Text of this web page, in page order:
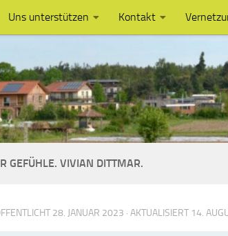
Uns unterstützen Kontakt
GEFÜHLE. VIVIAN DITTMAR.
28. JANUAR 2023 · AKTUALISIERT 14.